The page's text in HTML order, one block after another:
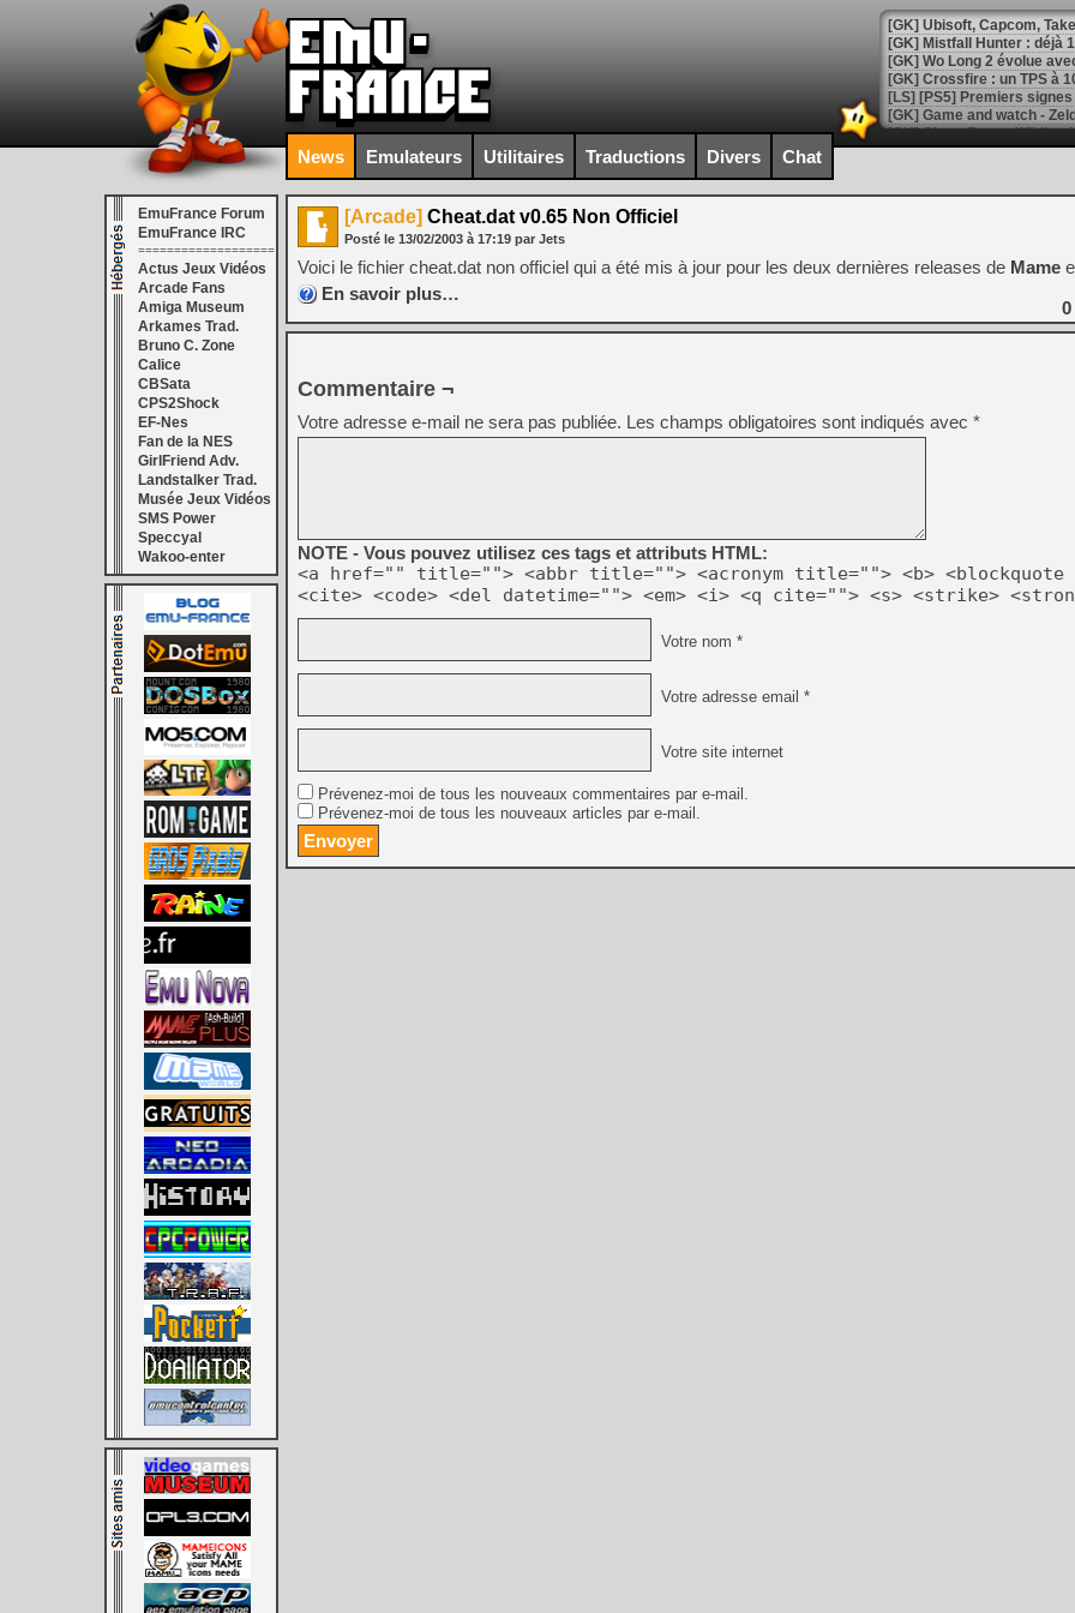
[GK] Mistfall Hunter : déjà
[GK] Wo Long 2 évolue
[GK] Crossfire : un TPS à
[LS] [PS5] Premiers
[Mo5] DOOM arrive en
[GK] Bethesda fête les 30
[GK] Roblox : l'action en
[GK] Agenda - GeForce
[LS] [PS5] ps5-y2jb-
[GK] Pourquoi Marvel
[GK] Test : Restory : Chill
[GK] GTA 6 : Rockstar
[GK] Hot Wheels Infinite
[GK] Mémoire cash -
[GK] Résultats Nintendo :
[GK] Déjà des
[Mo5] Brickboy cherche à
[GK] Minecraft et ses «
[GK] Beast of
[GK] Mémoire cash -
[GK] Dan Houser (GTA)
[GK] Comment EA Sports
[GK] Crimson Moon : un
[GK] Isle of Reveries : le
[GK] Moonlighter 2 : The
[GK] Capcom relance
[GK] Guillermo del Toro
News Emulateurs Utilitaires Traductions Divers Chat
EmuFrance Forum
EmuFrance IRC
===================
Actus Jeux Vidéos
Arcade Fans
Amiga Museum
Arkames Trad.
Bruno C. Zone
Calice
CBSata
CPS2Shock
EF-Nes
Fan de la NES
GirlFriend Adv.
Landstalker Trad.
Musée Jeux Vidéos
SMS Power
Speccyal
Wakoo-enter
[Arcade] Cheat.dat v0.65 Non Officiel
Posté le 13/02/2003 à 17:19 par Jets
Voici le fichier cheat.dat non officiel qui a été mis à jour pour les deux dernières releases de Mame
En savoir plus…
0
Commentaire ¬
Votre adresse e-mail ne sera pas publiée. Les champs obligatoires sont indiqués avec *
NOTE - Vous pouvez utilisez ces tags et attributs HTML:
<a href="" title=""> <abbr title=""> <acronym title=""> <b> <blockquote
<cite> <code> <del datetime=""> <em> <i> <q cite=""> <s> <strike>
Votre nom *
Votre adresse email *
Votre site internet
Prévenez-moi de tous les nouveaux commentaires par e-mail.
Prévenez-moi de tous les nouveaux articles par e-mail.